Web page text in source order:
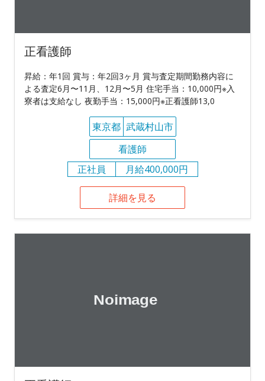
正看護師
昇給：年1回 賞与：年2回3ヶ月 賞与査定期間勤務内容に
よる査定6月〜11月、12月〜5月 住宅手当：10,000円※入
寮者は支給なし 夜勤手当：15,000円※正看護師13,0
東京都 武蔵村山市
看護師
正社員
月給400,000円
詳細を見る